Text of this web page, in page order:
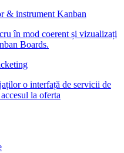
& instrument Kanban
în mod coerent și vizualizați
Boards.
o interfață de servicii de
la oferta